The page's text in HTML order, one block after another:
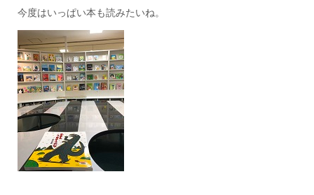
今度はいっぱい本も読みたいね。